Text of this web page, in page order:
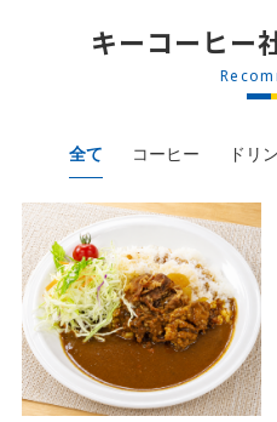
キーコーヒー
全て コーヒー ドリ